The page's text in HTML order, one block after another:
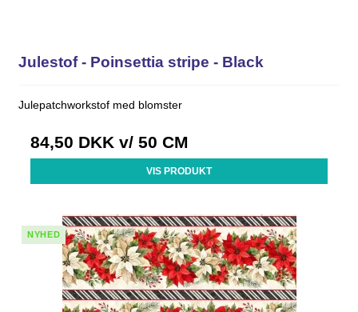
Julestof - Poinsettia stripe - Black
Julepatchworkstof med blomster
84,50 DKK v/ 50 CM
VIS PRODUKT
NYHED